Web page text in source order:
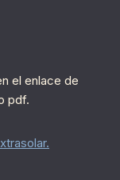
el enlace de
pdf.